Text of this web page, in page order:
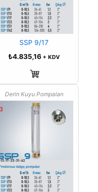
SSP 9/17
₺4.835,16 + KDV
Sepete Ekle
Derin Kuyu Pompaları